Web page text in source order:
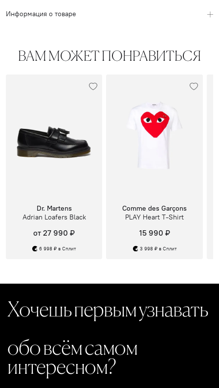
Информация о товаре
ВАМ МОЖЕТ ПОНРАВИТЬСЯ
Dr. Martens
Adrian Loafers Black
от 27 990 ₽
6 998 ₽ в Сплит
Comme des Garçons
PLAY Heart T-Shirt
15 990 ₽
3 998 ₽ в Сплит
Хочешь первым узнавать
обо всём самом
интересном?